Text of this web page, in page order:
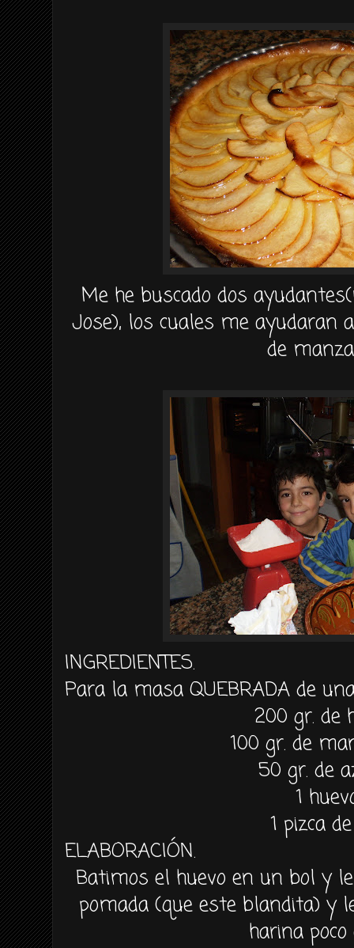
Me he buscado dos
Jose), los cuales me ayudaran
de
INGREDIENTES.
Para la masa QUEBRADA de
200 gr. de
100gr. de
50 gr. de
1
1 pizca
ELABORACIÓN.
Batimos el huevo en un bol y
pomada (que este blandita) y
harina poco